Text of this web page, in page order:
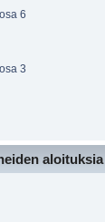
6
3
aloituksia